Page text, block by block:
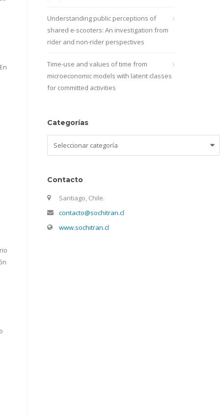
En
Understanding public perceptions of
shared e-scooters: An investigation from
rider and non-rider perspectives
Time-use and values of time from
microeconomic models with latent classes
for committed activities
Categorías
Contacto
Santiago, Chile.
contacto@sochitran.cl
www.sochitran.cl